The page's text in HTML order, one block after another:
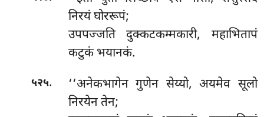
निरयं घोररूपं;
उपपज्जति दुक्कटकम्मकारी, महाभितापं
कटुकं भयानकं.
५२५.
‘‘अनेकभागेन गुणेन सेय्यो, अयमेव सूलो
निरयेन तेन;